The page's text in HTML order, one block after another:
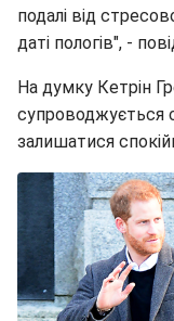
подалі від
даті пологів", -
На думку Кетрін
супроводжується
залишатися